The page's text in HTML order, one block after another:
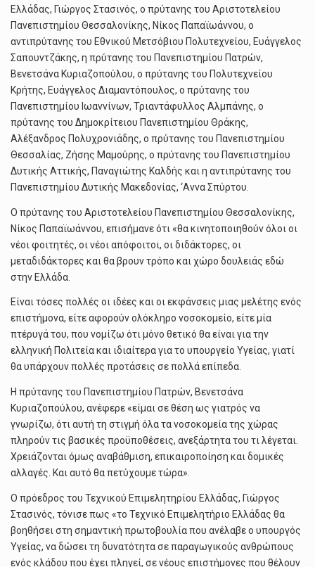
Ελλάδας, Γιώργος Στασινός, ο πρύτανης του Αριστοτελείου
Πανεπιστημίου Θεσσαλονίκης, Νίκος Παπαϊωάννου, ο
αντιπρύτανης του Εθνικού Μετσόβιου Πολυτεχνείου, Ευάγγελος
Σαπουντζάκης, η πρύτανης του Πανεπιστημίου Πατρών,
Βενετσάνα Κυριαζοπούλου, ο πρύτανης του Πολυτεχνείου
Κρήτης, Ευάγγελος Διαμαντόπουλος, ο πρύτανης του
Πανεπιστημίου Ιωαννίνων, Τριαντάφυλλος Αλμπάνης, ο
πρύτανης του Δημοκρίτειου Πανεπιστημίου Θράκης,
Αλέξανδρος Πολυχρονιάδης, ο πρύτανης του Πανεπιστημίου
Θεσσαλίας, Ζήσης Μαμούρης, ο πρύτανης του Πανεπιστημίου
Δυτικής Αττικής, Παναγιώτης Καλδής και η αντιπρύτανης του
Πανεπιστημίου Δυτικής Μακεδονίας, ‘Αννα Σπύρτου.
Ο πρύτανης του Αριστοτελείου Πανεπιστημίου Θεσσαλονίκης,
Νίκος Παπαϊωάννου, επισήμανε ότι «θα κινητοποιηθούν όλοι οι
νέοι φοιτητές, οι νέοι απόφοιτοι, οι διδάκτορες, οι
μεταδιδάκτορες και θα βρουν τρόπο και χώρο δουλειάς εδώ
στην Ελλάδα.
Είναι τόσες πολλές οι ιδέες και οι εκφάνσεις μιας μελέτης ενός
επιστήμονα, είτε αφορούν ολόκληρο νοσοκομείο, είτε μία
πτέρυγά του, που νομίζω ότι μόνο θετικό θα είναι για την
ελληνική Πολιτεία και ιδιαίτερα για το υπουργείο Υγείας, γιατί
θα υπάρχουν πολλές προτάσεις σε πολλά επίπεδα.
Η πρύτανης του Πανεπιστημίου Πατρών, Βενετσάνα
Κυριαζοπούλου, ανέφερε «είμαι σε θέση ως γιατρός να
γνωρίζω, ότι αυτή τη στιγμή όλα τα νοσοκομεία της χώρας
πληρούν τις βασικές προϋποθέσεις, ανεξάρτητα του τι λέγεται.
Χρειάζονται όμως αναβάθμιση, επικαιροποίηση και δομικές
αλλαγές. Και αυτό θα πετύχουμε τώρα».
Ο πρόεδρος του Τεχνικού Επιμελητηρίου Ελλάδας, Γιώργος
Στασινός, τόνισε πως «το Τεχνικό Επιμελητήριο Ελλάδας θα
βοηθήσει στη σημαντική πρωτοβουλία που ανέλαβε ο υπουργός
Υγείας, να δώσει τη δυνατότητα σε παραγωγικούς ανθρώπους
ενός κλάδου που έχει πληγεί, σε νέους επιστήμονες που θέλουν